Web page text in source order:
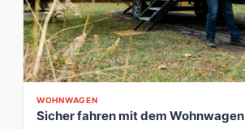
WOHNWAGEN
Sicher fahren mit dem Wohnwagen